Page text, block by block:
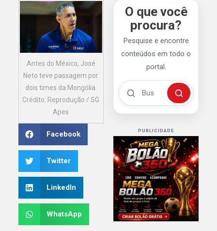
Antes do México, José
Neto teve passagem por
dois times da Mongólia.
Crédito: Reprodução / SG
Apes
Facebook
Twitter
LinkedIn
WhatsApp
O que você
procura?
Pesquise e encontre
conteúdos em todo o
portal.
Buscar no Mengão 360
Buscar
PUBLICIDADE